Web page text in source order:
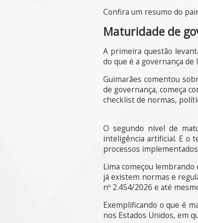
Confira um resumo do
Maturidade de
A primeira questão
do que é a governança de
Guimarães comentou
de governança, começa
checklist de normas,
O segundo nível de
inteligência artificial. E o
processos
Lima começou
já existem normas e
nº 2.454/2026 e até
Exemplificando o que é
nos Estados Unidos, em